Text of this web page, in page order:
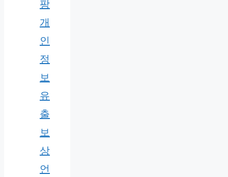
팡
개
인
정
보
유
출
보
상
언